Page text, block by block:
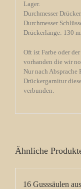
Lager.
Durchmesser
Durchmesser
Drückerlänge: 130
Oft ist Farbe oder
vorhanden die wir
Nur nach
Drückergarnitur
verbunden.
Ähnliche
16 Gusssäulen aus